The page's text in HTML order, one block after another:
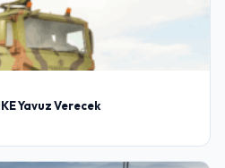
Yavuz Verecek